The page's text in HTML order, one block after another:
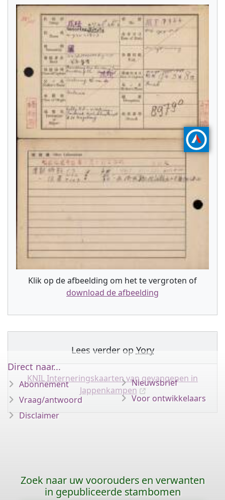
Klik op de afbeelding om het te vergroten of
download de afbeelding
Lees verder op Yory
KNIL Interneringskaarten van gevangenen in
Jappenkampen
Direct naar...
Abonnement
Vraag/antwoord
Disclaimer
Nieuwsbrief
Voor ontwikkelaars
Zoek naar uw voorouders en verwanten
in gepubliceerde stambomen